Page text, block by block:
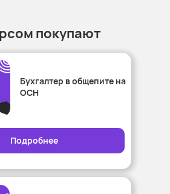
покупают
Бухгалтер в общепите на
ОСН
Подробнее